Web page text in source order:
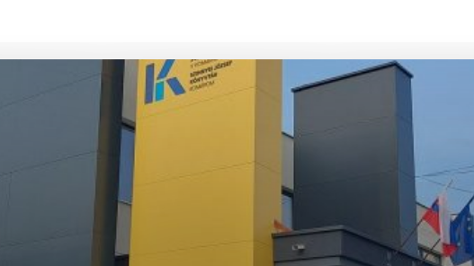
pre prevádzku nevyhnutné a pomáhajú urobiť webové stránky
ako je navigácia na stránke a prístup k zabezpečeným
cookie nemôže web správne fungovať.
prevádzkovateľovi stránok pochopiť, ako návštevníci stránok
a ponúknuť im lepšiu skúsenosť. Všetky dáta sa zbierajú
osobou.